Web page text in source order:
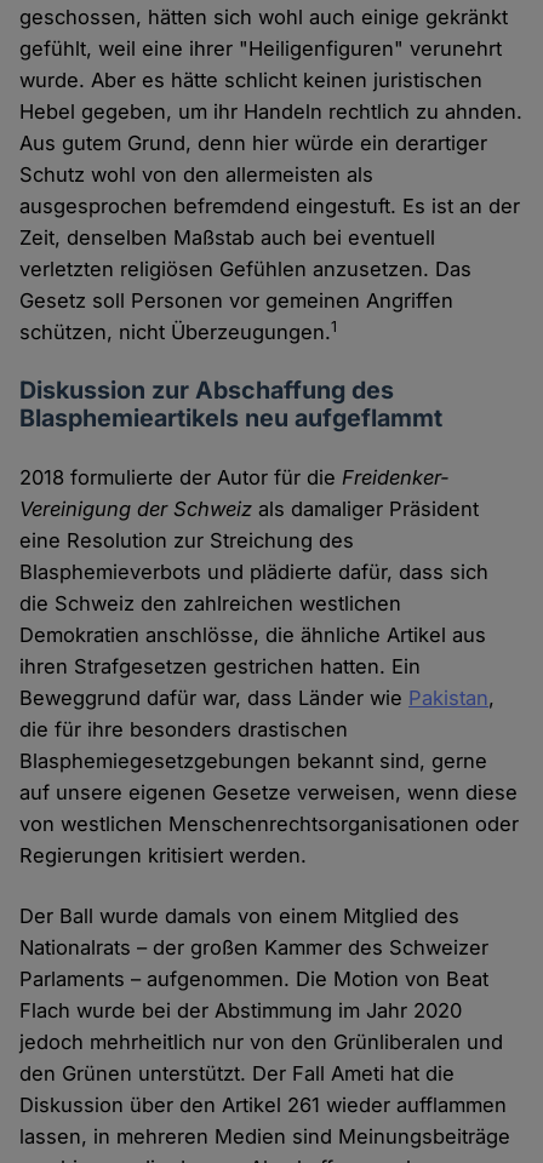
geschossen, hätten sich wohl auch einige gekränkt
gefühlt, weil eine ihrer "Heiligenfiguren" verunehrt
wurde. Aber es hätte schlicht keinen juristischen
Hebel gegeben, um ihr Handeln rechtlich zu ahnden.
Aus gutem Grund, denn hier würde ein derartiger
Schutz wohl von den allermeisten als
ausgesprochen befremdend eingestuft. Es ist an der
Zeit, denselben Maßstab auch bei eventuell
verletzten religiösen Gefühlen anzusetzen. Das
Gesetz soll Personen vor gemeinen Angriffen
schützen, nicht Überzeugungen.1
Diskussion zur Abschaffung des
Blasphemieartikels neu aufgeflammt
2018 formulierte der Autor für dieFreidenker-
Vereinigung der Schweiz als damaliger Präsident
eine Resolution zur Streichung des
Blasphemieverbots und plädierte dafür, dass sich
die Schweiz den zahlreichen westlichen
Demokratien anschlösse, die ähnliche Artikel aus
ihren Strafgesetzen gestrichen hatten. Ein
Beweggrund dafür war, dass Länder wie Pakistan,
die für ihre besonders drastischen
Blasphemiegesetzgebungen bekannt sind, gerne
auf unsere eigenen Gesetze verweisen, wenn diese
von westlichen Menschenrechtsorganisationen oder
Regierungen kritisiert werden.
Der Ball wurde damals von einem Mitglied des
Nationalrats – der großen Kammer des Schweizer
Parlaments – aufgenommen. Die Motion von Beat
Flach wurde bei der Abstimmung im Jahr 2020
jedoch mehrheitlich nur von den Grünliberalen und
den Grünen unterstützt. Der Fall Ameti hat die
Diskussion über den Artikel 261 wieder aufflammen
lassen, in mehreren Medien sind Meinungsbeiträge